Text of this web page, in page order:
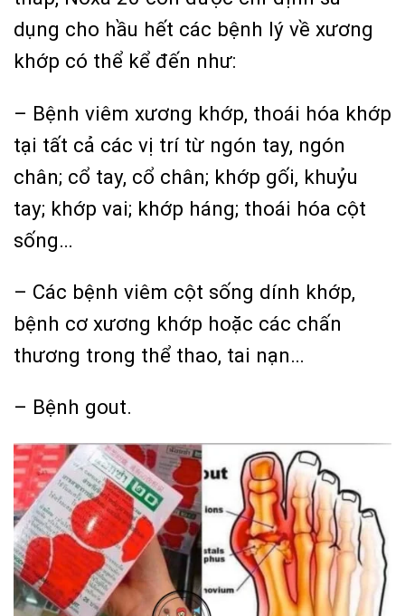
dụng cho hầu hết các bệnh lý về xương
khớp có thể kể đến như:
– Bệnh viêm xương khớp, thoái hóa khớp
tại tất cả các vị trí từ ngón tay, ngón
chân; cổ tay, cổ chân; khớp gối, khuỷu
tay; khớp vai; khớp háng; thoái hóa cột
sống…
– Các bệnh viêm cột sống dính khớp,
bệnh cơ xương khớp hoặc các chấn
thương trong thể thao, tai nạn…
– Bệnh gout.